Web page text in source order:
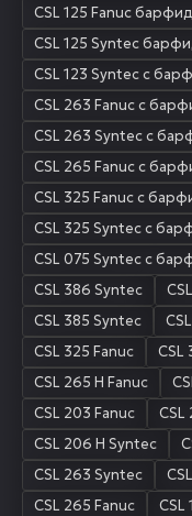
CSL 125 Fanuc
CSL 125 Synteс
CSL 123 Syntec с
CSL 263 Fanuc с
CSL 263 Syntec с
CSL 265 Fanuc с
CSL 325 Fanuc с
CSL 325 Syntec с
CSL 075 Syntec с
CSL 386 Syntec
CSL 385 Syntec
CSL 325 Fanuc
CSL
CSL 265 H Fanuc
CSL 203 Fanuc
CSL
CSL 206 H Syntec
CSL 263 Syntec
CSL 265 Fanuc
CSL